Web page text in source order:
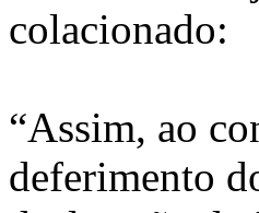
colacionado:
“Assim, ao
deferimento